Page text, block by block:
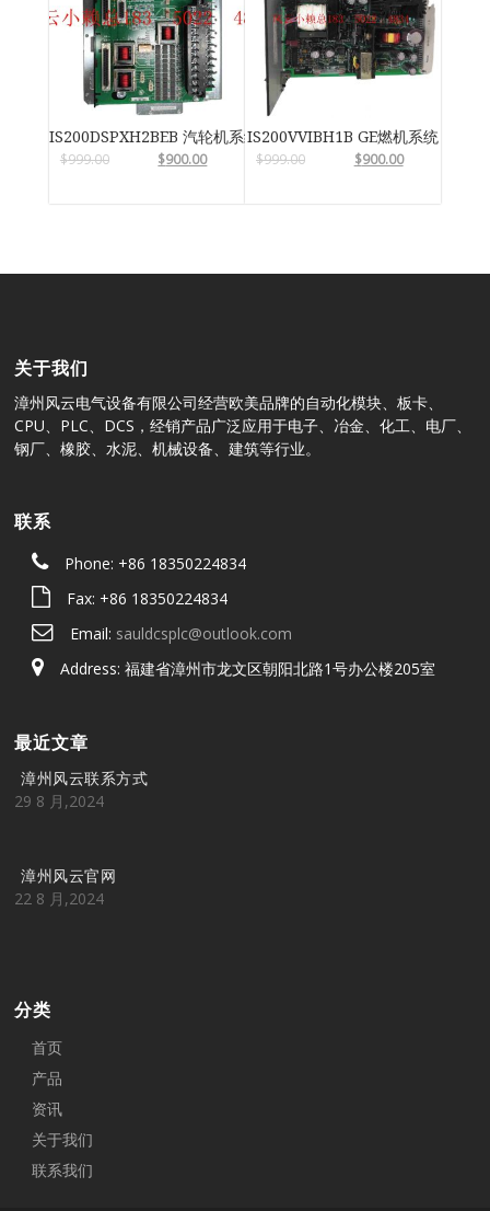
IS200DSPXH2BEB 汽轮机系统卡件
$999.00 $900.00
IS200VVIBH1B GE燃机系统
$999.00 $900.00
关于我们
漳州风云电气设备有限公司经营欧美品牌的自动化模块、板卡、
CPU、PLC、DCS，经销产品广泛应用于电子、冶金、化工、电厂、
钢厂、橡胶、水泥、机械设备、建筑等行业。
联系
Phone: +86 18350224834
Fax: +86 18350224834
Email: sauldcsplc@outlook.com
Address: 福建省漳州市龙文区朝阳北路1号办公楼205室
最近文章
漳州风云联系方式
29 8 月,2024
漳州风云官网
22 8 月,2024
分类
首页
产品
资讯
关于我们
联系我们